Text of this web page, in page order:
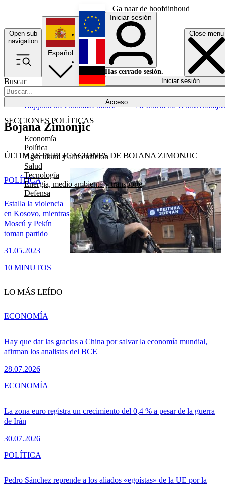
Ga naar de hoofdinhoud
Open sub
navigation
Close menu
Buscar
Acceso
SECCIONES POLÍTICAS
Economía
Política
Agricultura y alimentación
Salud
Tecnología
Energía, medio ambiente y transporte
Defensa
RapporteurEconomíaPolítica NewslettersEventosTrabajos
Español
English
Français
Iniciar sesión
Has cerrado sesión.
Iniciar sesión
Bojana Zimonjic
ÚLTIMAS PUBLICACIONES DE BOJANA ZIMONJIC
Estalla la violencia
en Kosovo, mientras
Moscú y Pekín
toman partido
31.05.2023
POLÍTICA
10 MINUTOS
LO MÁS LEÍDO
Hay que dar las gracias a China por salvar la economía mundial,
afirman los analistas del BCE
28.07.2026
ECONOMÍA
La zona euro registra un crecimiento del 0,4 % a pesar de la guerra
de Irán
30.07.2026
ECONOMÍA
Pedro Sánchez reprende a los aliados «egoístas» de la UE por la
POLÍTICA